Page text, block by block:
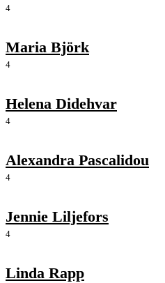
4
Maria Björk
4
Helena Didehvar
4
Alexandra Pascalidou
4
Jennie Liljefors
4
Linda Rapp